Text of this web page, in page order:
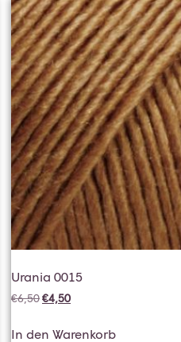
Urania 0015
€6,50€4,50
In den Warenkorb